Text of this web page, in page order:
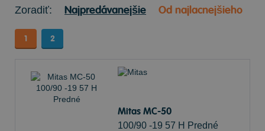
Zoradiť: Najpredávanejšie Od najlacnejšieho
1 2
Mitas MC-50
100/90 -19 57 H Predné